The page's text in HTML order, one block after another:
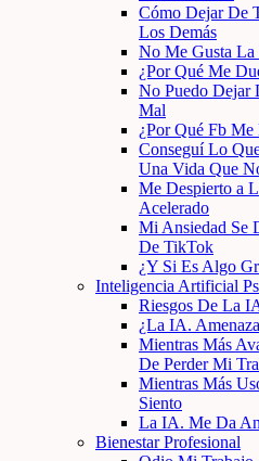
Cómo Dejar De
Los Demás
No Me Gusta
¿Por Qué Me
No Puedo Dejar
Mal
¿Por Qué Fb Me
Conseguí Lo
Una Vida Que
Me Despierto a
Acelerado
Mi Ansiedad Se
De TikTok
¿Y Si Es Algo
Inteligencia Artificial
Riesgos De La
¿La IA.
Mientras Más
De Perder Mi
Mientras Más
Siento
La IA. Me Da
Bienestar Profesional